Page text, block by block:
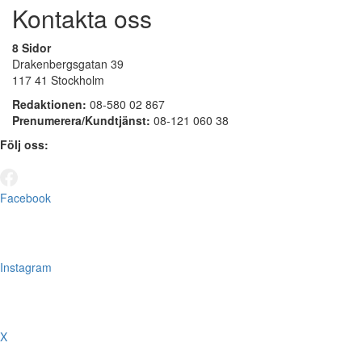
Kontakta oss
8 Sidor
Drakenbergsgatan 39
117 41 Stockholm
Redaktionen: 08-580 02 867
Prenumerera/Kundtjänst: 08-121 060 38
Följ oss:
Facebook
Instagram
X